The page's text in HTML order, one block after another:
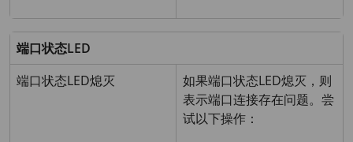
端口状态LED
端口状态LED熄灭
如果端口状态LED熄灭，则
表示端口连接存在问题。尝
试以下操作：